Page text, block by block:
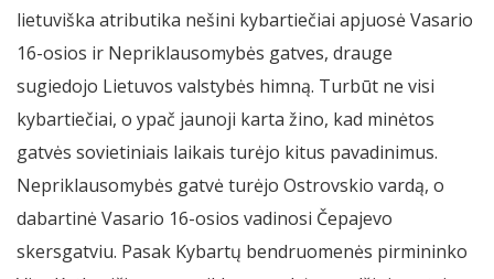
lietuviška atributika nešini kybartiečiai apjuosė Vasario
16-osios ir Nepriklausomybės gatves, drauge
sugiedojo Lietuvos valstybės himną. Turbūt ne visi
kybartiečiai, o ypač jaunoji karta žino, kad minėtos
gatvės sovietiniais laikais turėjo kitus pavadinimus.
Nepriklausomybės gatvė turėjo Ostrovskio vardą, o
dabartinė Vasario 16-osios vadinosi Čepajevo
skersgatviu. Pasak Kybartų bendruomenės pirmininko